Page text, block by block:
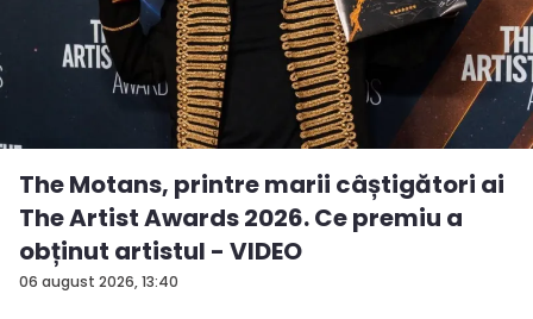
06 august 2026, 13:40
The Motans, printre marii câștigători ai
The Artist Awards 2026. Ce premiu a
obținut artistul - VIDEO